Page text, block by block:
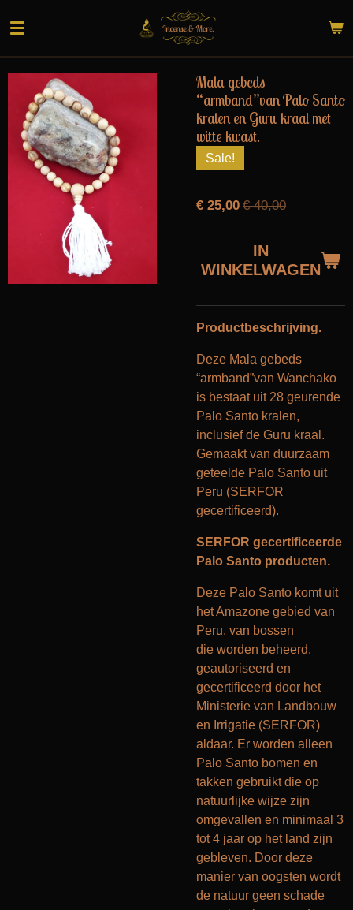
direct
naar
de
hoofdinhoud
Mala gebeds
“armband”van Palo Santo
kralen en Guru kraal met
witte kwast.
Sale!
€ 25,00 € 40,00
IN
WINKELWAGEN
Productbeschrijving.
Deze Mala gebeds
“armband”van Wanchako
is bestaat uit 28 geurende
Palo Santo kralen,
inclusief de Guru kraal.
Gemaakt van duurzaam
geteelde Palo Santo uit
Peru (SERFOR
gecertificeerd).
SERFOR gecertificeerde
Palo Santo producten.
Deze Palo Santo komt uit
het Amazone gebied van
Peru, van bossen
die worden beheerd,
geautoriseerd en
gecertificeerd door het
Ministerie van Landbouw
en Irrigatie (SERFOR)
aldaar. Er worden alleen
Palo Santo bomen en
takken gebruikt die op
natuurlijke wijze zijn
omgevallen en minimaal 3
tot 4 jaar op het land zijn
gebleven. Door deze
manier van oogsten wordt
de natuur geen schade